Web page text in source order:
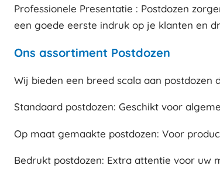
Professionele Presentatie : Postdozen
een goede eerste indruk op je klanten en
Ons assortiment Postdozen
Wij bieden een breed scala aan postdozen
Standaard postdozen: Geschikt voor
Op maat gemaakte postdozen: Voor
Bedrukt postdozen: Extra attentie voor uw